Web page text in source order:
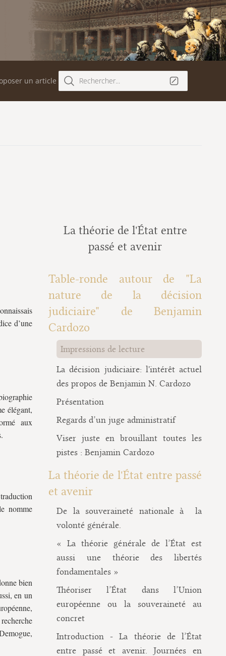
un article Rechercher...
d’une
élégant,
aux
nomme
bien
en un
La théorie de l'État entre
passé et avenir
Table-ronde autour de "La
nature de la décision
judiciaire" de Benjamin
Cardozo
Impressions de lecture
La décision judiciaire: l'intérêt actuel
des propos de Benjamin N. Cardozo
Présentation
Regards d’un juge administratif
Viser juste en brouillant toutes les
pistes : Benjamin Cardozo
La théorie de l'État entre passé
et avenir
De la souveraineté nationale à la
volonté générale.
« La théorie générale de l’État est
aussi une théorie des libertés
fondamentales »
Théoriser l’État dans l’Union
européenne ou la souveraineté au
concret
Introduction - La théorie de l’État
entre passé et avenir. Journées en